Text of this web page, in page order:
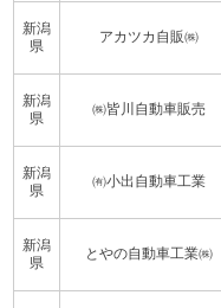
新潟
県
アカツカ自販㈱
新潟
県
㈱皆川自動車販売
新潟
県
㈲小出自動車工業
新潟
県
とやの自動車工業㈱